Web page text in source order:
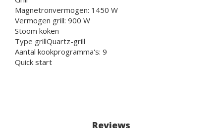
Magnetronvermogen: 1450 W
Vermogen grill: 900 W
Stoom koken
Type grillQuartz-grill
Aantal kookprogramma's: 9
Quick start
Reviews